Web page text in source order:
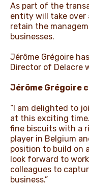
As part of the
entity will take over
retain the
businesses.
Jérôme Grégoire
Director of Delacre
Jérôme Grégoire
“I am delighted to
at this exciting
fine biscuits with a
player in Belgium
position to build on
look forward to
colleagues to
business.”